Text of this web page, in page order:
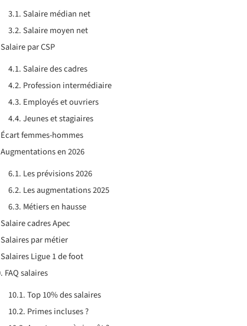
Salaire médian net
Salaire moyen net
Salaire par CSP
Salaire des cadres
Profession intermédiaire
Employés et ouvriers
Jeunes et stagiaires
Écart femmes-hommes
Augmentations en 2026
Les prévisions 2026
Les augmentations 2025
Métiers en hausse
Salaire cadres Apec
Salaires par métier
Salaires Ligue 1 de foot
FAQ salaires
Top 10% des salaires
Primes incluses ?